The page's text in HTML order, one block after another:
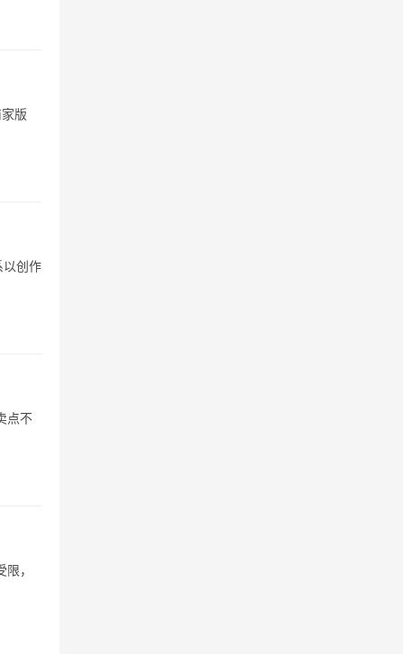
版
以创作
点不
，